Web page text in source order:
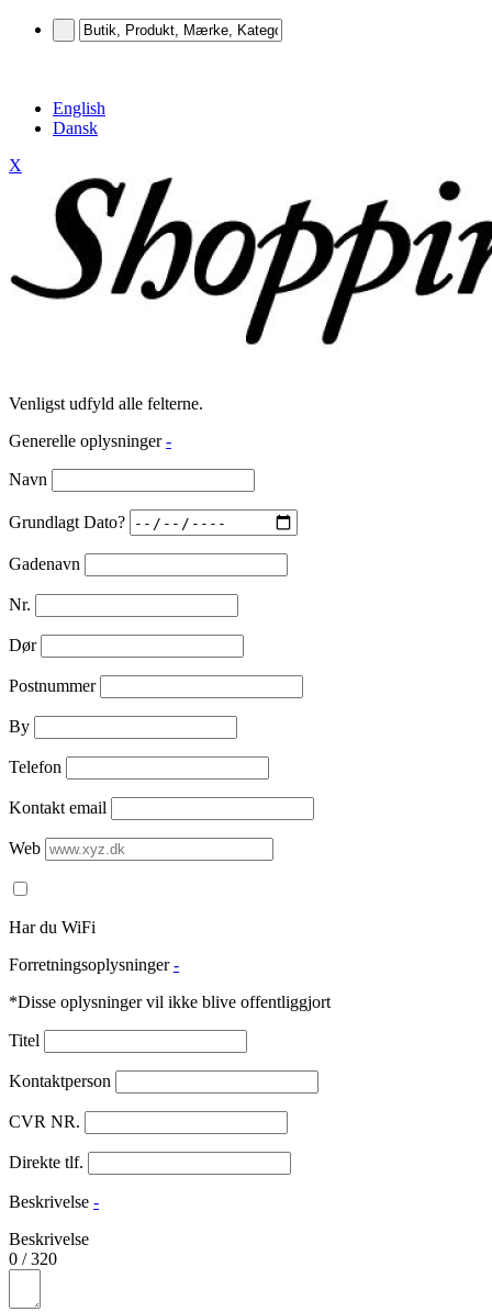
English
Dansk
X
Venligst udfyld alle felterne.
Generelle oplysninger -
Navn
Grundlagt Dato?
Gadenavn
Nr.
Dør
Postnummer
By
Telefon
Kontakt email
Web
Har du WiFi
Forretningsoplysninger -
*Disse oplysninger vil ikke blive offentliggjort
Titel
Kontaktperson
CVR NR.
Direkte tlf.
Beskrivelse -
Beskrivelse
0 /320